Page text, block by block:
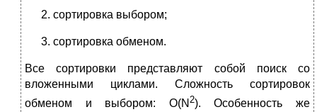
сортировка выбором;
сортировка обменом.
Все сортировки представляют собой поиск со
вложенными циклами. Сложность сортировок
обменом и выбором: O(N 2). Особенность же